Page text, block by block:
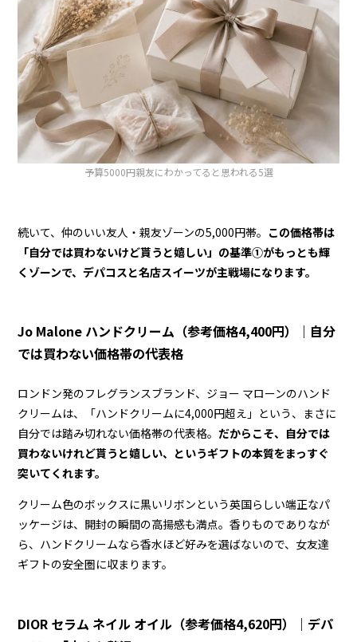
予算5000円親友にわかってると思われる5選
続いて、仲のいい友人・親友ゾーンの5,000円帯。 この価格帯は
「自分では買わないけど貰うと嬉しい」の基準①がもっとも輝
くゾーンで、デパコスと名店スイーツが主戦場になります。
Jo Malone ハンドクリーム（参考価格4,400円）｜自分
では買わない価格帯の代表格
ロンドン発のフレグランスブランド、ジョー マローンのハンド
クリームは、「ハンドクリームに4,000円超え」という、まさに
自分では踏み切れない価格帯の代表格。だからこそ、自分では
買わないけれど貰うと嬉しい、というギフトの本質をまっすぐ
突いてくれます。
クリーム色のボックスに黒いリボンという英国らしい端正なパ
ッケージは、開封の瞬間の高揚感も満点。香りものでありなが
ら、ハンドクリームなら香水ほど好みを選ばないので、女友達
ギフトの安全圏に収まります。
DIOR セラム ネイル オイル（参考価格4,620円）｜デパ